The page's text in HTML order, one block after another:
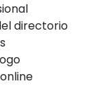
directorio